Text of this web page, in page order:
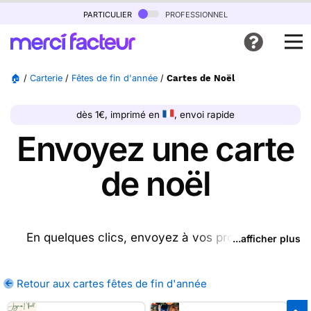
particulier professionnel
🏠 / Carterie / Fêtes de fin d'année / Cartes de Noël
dès 1€, imprimé en , envoi rapide
Envoyez une carte
de noël
En quelques clics, envoyez à vos proches des
Facteur, nous les imprimons et les envoyons le jour
même par La Poste ! Parmi toutes ces cartes de
...afficher plus
Retour aux cartes fêtes de fin d'année